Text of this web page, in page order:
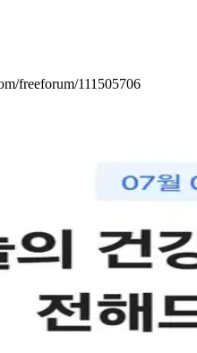
freeforum/111505706